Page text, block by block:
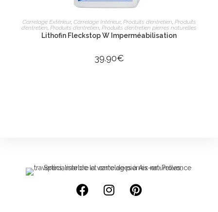
AJOUTER AU PANIER
Carrelage Extérieur, Carrelage Intérieur, Produits d’entretien Produits
d’entretien Produits d’entretien Produits d’entretien pierres naturelles
Lithofin Fleckstop W Imperméabilisation
39.90€